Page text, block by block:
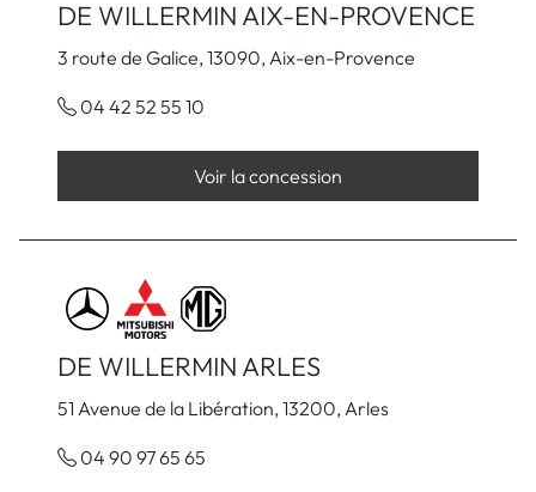
DE WILLERMIN AIX-EN-PROVENCE
3 route de Galice, 13090, Aix-en-Provence
04 42 52 55 10
Voir la concession
DE WILLERMIN ARLES
51 Avenue de la Libération, 13200, Arles
04 90 97 65 65